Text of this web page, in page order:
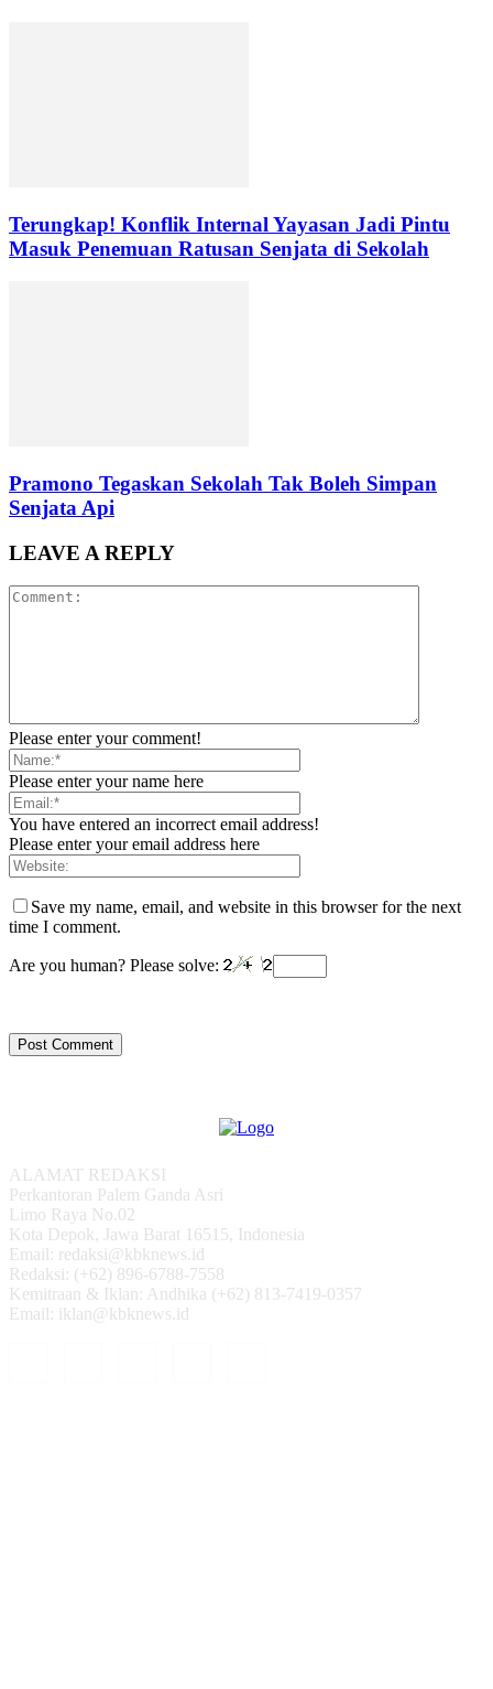
Terungkap! Konflik Internal Yayasan Jadi Pintu
Masuk Penemuan Ratusan Senjata di Sekolah
Pramono Tegaskan Sekolah Tak Boleh Simpan
Senjata Api
LEAVE A REPLY
Please enter your comment!
Please enter your name here
You have entered an incorrect email address!
Please enter your email address here
Save my name, email, and website in this browser for the next
time I comment.
Are you human? Please solve:
ALAMAT REDAKSI
Perkantoran Palem Ganda Asri
Limo Raya No.02
Kota Depok, Jawa Barat 16515, Indonesia
Email: redaksi@kbknews.id
Redaksi: (+62) 896-6788-7558
Kemitraan & Iklan: Andhika (+62) 813-7419-0357
Email: iklan@kbknews.id